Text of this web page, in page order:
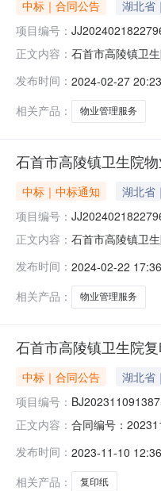
中标｜合同公告 湖北省
项目编号：
正文内容： 石首市高陵镇卫
168,158.40元合
发布时间： 2024-02-27 20:23
相关产品：
物业管理服务
石首市高陵镇卫生院
中标｜中标通知 湖北省
项目编号：
正文内容： 石首市高陵镇卫
是计划明细编号
发布时间： 2024-02-22 17:36
相关产品：
物业管理服务
石首市高陵镇卫生院
中标｜合同公告 湖北省
项目编号：
正文内容： 合同编号：
件：相关公告复
发布时间： 2023-11-10 12:36
相关产品：
复印纸